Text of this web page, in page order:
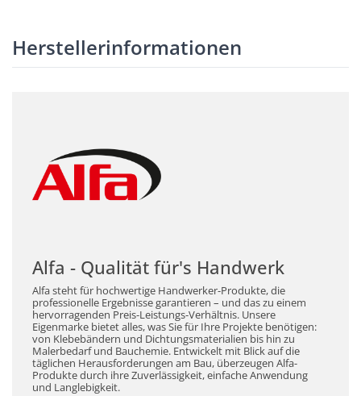
Herstellerinformationen
Alfa - Qualität für's Handwerk
Alfa steht für hochwertige Handwerker-Produkte, die
professionelle Ergebnisse garantieren – und das zu einem
hervorragenden Preis-Leistungs-Verhältnis. Unsere
Eigenmarke bietet alles, was Sie für Ihre Projekte benötigen:
von Klebebändern und Dichtungsmaterialien bis hin zu
Malerbedarf und Bauchemie. Entwickelt mit Blick auf die
täglichen Herausforderungen am Bau, überzeugen Alfa-
Produkte durch ihre Zuverlässigkeit, einfache Anwendung
und Langlebigkeit.